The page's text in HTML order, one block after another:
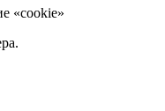
«cookie»